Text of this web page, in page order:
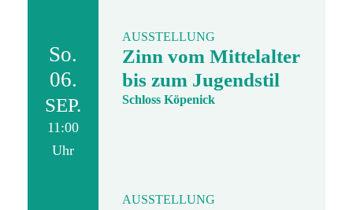
So.
06.
SEP.
11:00
Uhr
AUSSTELLUNG
Zinn vom Mittelalter
bis zum Jugendstil
Schloss Köpenick
AUSSTELLUNG